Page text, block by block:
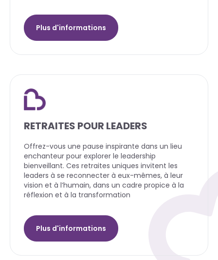
Plus d'informations
RETRAITES POUR LEADERS
Offrez-vous une pause inspirante dans un lieu
enchanteur pour explorer le leadership
bienveillant. Ces retraites uniques invitent les
leaders à se reconnecter à eux-mêmes, à leur
vision et à l’humain, dans un cadre propice à la
réflexion et à la transformation
Plus d'informations